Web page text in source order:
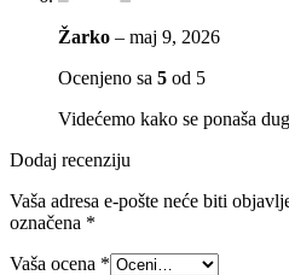
Žarko – maj 9, 2026
Ocenjeno sa 5 od 5
Videćemo kako se ponaša
Dodaj recenziju
Vaša adresa e-pošte neće biti
označena *
Vaša ocena *